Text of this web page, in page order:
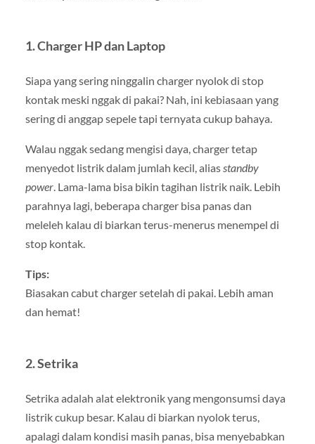
1.Charger HP dan Laptop
Siapa yang sering ninggalin charger nyolok di stop
kontak meski nggak di pakai? Nah, ini kebiasaan yang
sering di anggap sepele tapi ternyata cukup bahaya.
Walau nggak sedang mengisi daya, charger tetap
menyedot listrik dalam jumlah kecil, aliasstandby
power. Lama-lama bisa bikin tagihan listrik naik. Lebih
parahnya lagi, beberapa charger bisa panas dan
meleleh kalau di biarkan terus-menerus menempel di
stop kontak.
Tips:
Biasakan cabut charger setelah di pakai. Lebih aman
dan hemat!
2.Setrika
Setrika adalah alat elektronik yang mengonsumsi daya
listrik cukup besar. Kalau di biarkan nyolok terus,
apalagi dalam kondisi masih panas, bisa menyebabkan